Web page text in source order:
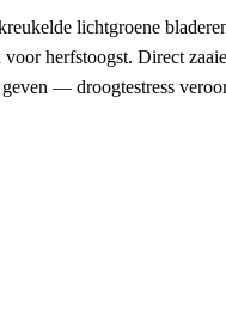
lichtgroene
herfstoogst. Direct
— droogtestress